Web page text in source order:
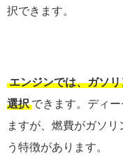
択できます。
エンジンでは、ガソ
選択 できます。ディ
ますが、燃費がガソ
う特徴があります。